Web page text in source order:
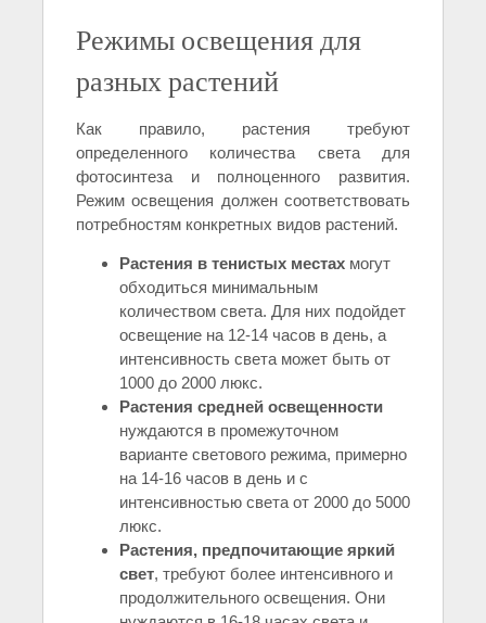
Режимы освещения для
разных растений
Как правило, растения требуют
определенного количества света для
фотосинтеза и полноценного развития.
Режим освещения должен соответствовать
потребностям конкретных видов растений.
Растения в тенистых местах могут
обходиться минимальным
количеством света. Для них подойдет
освещение на 12-14 часов в день, а
интенсивность света может быть от
1000 до 2000 люкс.
Растения средней освещенности
нуждаются в промежуточном
варианте светового режима, примерно
на 14-16 часов в день и с
интенсивностью света от 2000 до 5000
люкс.
Растения, предпочитающие яркий
свет, требуют более интенсивного и
продолжительного освещения. Они